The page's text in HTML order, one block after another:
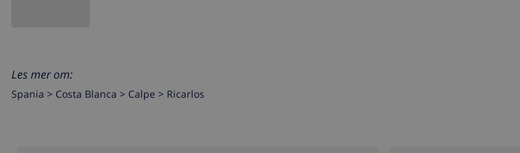
Les mer om:
Spania > Costa Blanca > Calpe > Ricarlos